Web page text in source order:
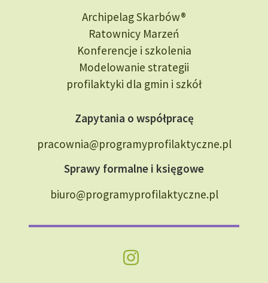
Archipelag Skarbów®
Ratownicy Marzeń
Konferencje i szkolenia
Modelowanie strategii
profilaktyki dla gmin i szkół
Zapytania o współpracę
pracownia@programyprofilaktyczne.pl
Sprawy formalne i księgowe
biuro@programyprofilaktyczne.pl